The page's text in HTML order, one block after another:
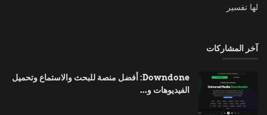
لها تفسير
آخر المشاركات
Downdone: أفضل منصة للبحث والاستماع وتحميل
الفيديوهات و...